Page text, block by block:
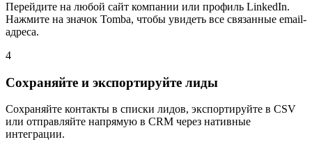
Перейдите на любой сайт компании или профиль LinkedIn.
Нажмите на значок Tomba, чтобы увидеть все связанные email-
адреса.
4
Сохраняйте и экспортируйте лиды
Сохраняйте контакты в списки лидов, экспортируйте в CSV
или отправляйте напрямую в CRM через нативные
интеграции.